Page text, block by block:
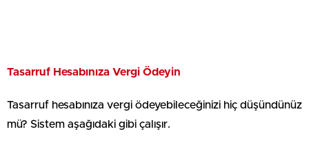
Tasarruf Hesabınıza Vergi Ödeyin
Tasarruf hesabınıza vergi ödeyebileceğinizi hiç düşündünüz
mü? Sistem aşağıdaki gibi çalışır.